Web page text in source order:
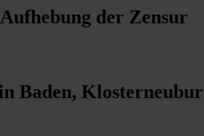
der Zensur
Baden,